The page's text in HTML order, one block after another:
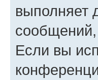
выполняет
сообщений,
Если вы